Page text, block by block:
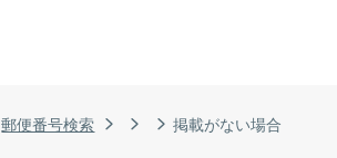
郵便番号検索 掲載がない場合